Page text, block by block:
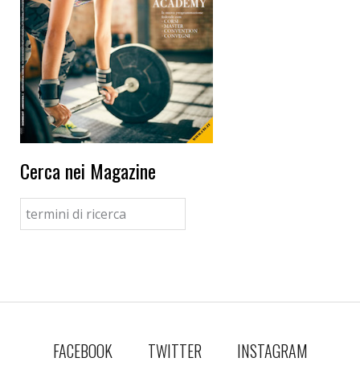
Cerca nei Magazine
FACEBOOK TWITTER
INSTAGRAM